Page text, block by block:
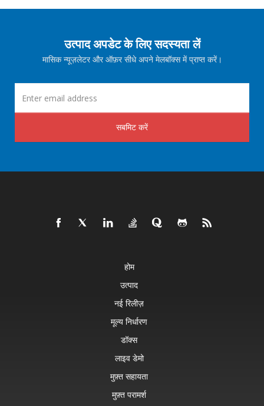
उत्पाद अपडेट के लिए सदस्यता लें
मासिक न्यूज़लेटर और ऑफ़र सीधे अपने मेलबॉक्स में प्राप्त करें।
सबमिट करें
होम
उत्पाद
नई रिलीज़
मूल्य निर्धारण
डॉक्स
लाइव डेमो
मुफ़्त सहायता
मुफ़्त परामर्श